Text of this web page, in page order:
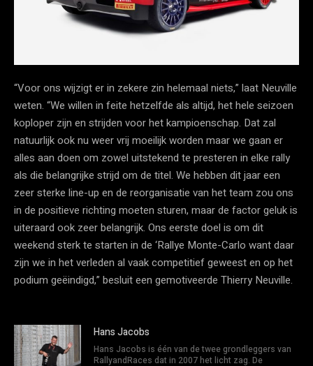
“Voor ons wijzigt er in zekere zin helemaal niets,” laat Neuville
weten. “We willen in feite hetzelfde als altijd, het hele seizoen
koploper zijn en strijden voor het kampioenschap. Dat zal
natuurlijk ook nu weer vrij moeilijk worden maar we gaan er
alles aan doen om zowel uitstekend te presteren in elke rally
als die belangrijke strijd om de titel. We hebben dit jaar een
zeer sterke line-up en de reorganisatie van het team zou ons
in de positieve richting moeten sturen, maar de factor geluk is
uiteraard ook zeer belangrijk. Ons eerste doel is om dit
weekend sterk te starten in de ‘Rallye Monte-Carlo want daar
zijn we in het verleden al vaak competitief geweest en op het
podium geëindigd,” besluit een gemotiveerde Thierry Neuville.
Hans Jacobs
Hans Jacobs is één van de twee grondleggers van
RallyandRaces dat in 2007 het licht zag. De